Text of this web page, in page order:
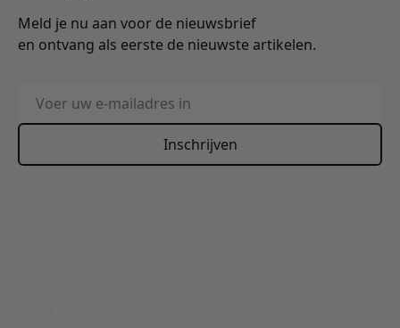
Meld je nu aan voor de nieuwsbrief
en ontvang als eerste de nieuwste artikelen.
E-mailadres
Inschrijven